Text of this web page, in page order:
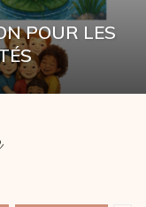
POUR LES